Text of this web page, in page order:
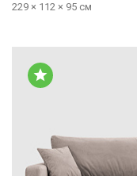
229 × 112 × 95 см